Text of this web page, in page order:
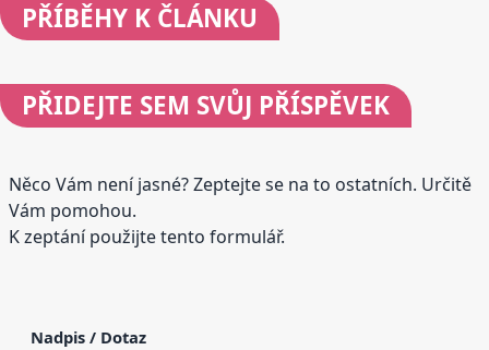
PŘÍBĚHY K ČLÁNKU
PŘIDEJTE SEM SVŮJ PŘÍSPĚVEK
Něco Vám není jasné? Zeptejte se na to ostatních. Určitě
Vám pomohou.
K zeptání použijte tento formulář.
Nadpis / Dotaz